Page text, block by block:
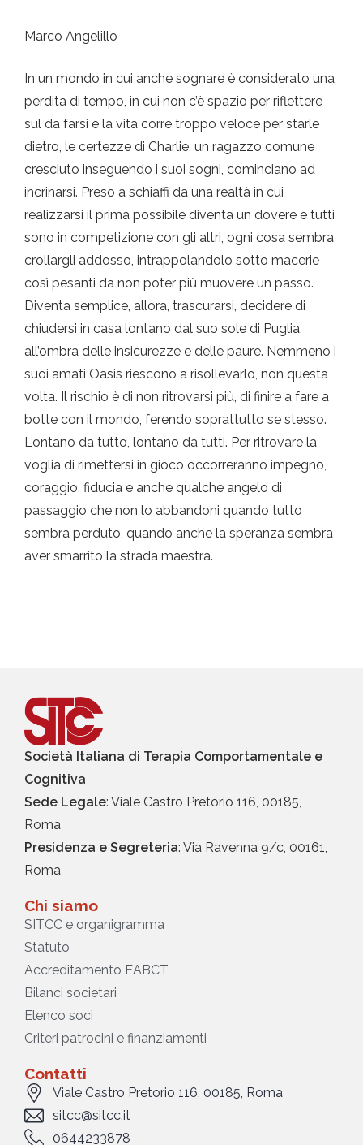
Marco Angelillo
In un mondo in cui anche sognare è considerato una
perdita di tempo, in cui non c’è spazio per riflettere
sul da farsi e la vita corre troppo veloce per starle
dietro, le certezze di Charlie, un ragazzo comune
cresciuto inseguendo i suoi sogni, cominciano ad
incrinarsi. Preso a schiaffi da una realtà in cui
realizzarsi il prima possibile diventa un dovere e tutti
sono in competizione con gli altri, ogni cosa sembra
crollargli addosso, intrappolandolo sotto macerie
così pesanti da non poter più muovere un passo.
Diventa semplice, allora, trascurarsi, decidere di
chiudersi in casa lontano dal suo sole di Puglia,
all’ombra delle insicurezze e delle paure. Nemmeno i
suoi amati Oasis riescono a risollevarlo, non questa
volta. Il rischio è di non ritrovarsi più, di finire a fare a
botte con il mondo, ferendo soprattutto se stesso.
Lontano da tutto, lontano da tutti. Per ritrovare la
voglia di rimettersi in gioco occorreranno impegno,
coraggio, fiducia e anche qualche angelo di
passaggio che non lo abbandoni quando tutto
sembra perduto, quando anche la speranza sembra
aver smarrito la strada maestra.
Società Italiana di Terapia Comportamentale e
Cognitiva
Sede Legale: Viale Castro Pretorio 116, 00185,
Roma
Presidenza e Segreteria: Via Ravenna 9/c, 00161,
Roma
Chi siamo
SITCC e organigramma
Statuto
Accreditamento EABCT
Bilanci societari
Elenco soci
Criteri patrocini e finanziamenti
Contatti
Viale Castro Pretorio 116, 00185, Roma
sitcc@sitcc.it
0644233878